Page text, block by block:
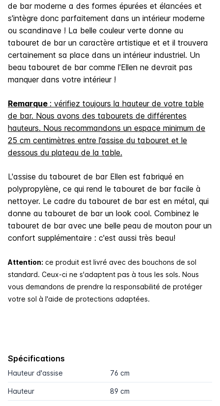
de bar moderne a des formes épurées et élancées et
s'intègre donc parfaitement dans un intérieur moderne
ou scandinave ! La belle couleur verte donne au
tabouret de bar un caractère artistique et et il trouvera
certainement sa place dans un intérieur industriel. Un
beau tabouret de bar comme l'Ellen ne devrait pas
manquer dans votre intérieur !
Remarque : vérifiez toujours la hauteur de votre table
de bar. Nous avons des tabourets de différentes
hauteurs. Nous recommandons un espace minimum de
25 cm centimètres entre l’assise du tabouret et le
dessous du plateau de la table.
L'assise du tabouret de bar Ellen est fabriqué en
polypropylène, ce qui rend le tabouret de bar facile à
nettoyer. Le cadre du tabouret de bar est en métal, qui
donne au tabouret de bar un look cool. Combinez le
tabouret de bar avec une belle peau de mouton pour un
confort supplémentaire : c'est aussi très beau!
Attention: ce produit est livré avec des bouchons de sol
standard. Ceux-ci ne s'adaptent pas à tous les sols. Nous
vous demandons de prendre la responsabilité de protéger
votre sol à l'aide de protections adaptées.
Spécifications
Hauteur d'assise 76 cm
Hauteur 89 cm